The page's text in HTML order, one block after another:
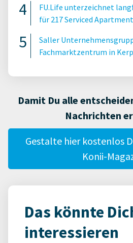
FU.Life unterzeichnet
für 217 Serviced
Saller
Fachmarktzentrum in
Damit Du alle
Nachrichten
Gestalte hier kostenlos
Konii-
Das könnte
interessieren